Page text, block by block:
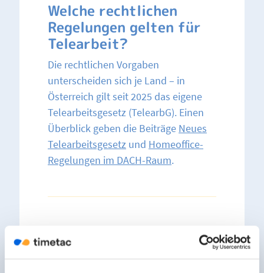
Welche rechtlichen
Regelungen gelten für
Telearbeit?
Die rechtlichen Vorgaben
unterscheiden sich je Land – in
Österreich gilt seit 2025 das eigene
Telearbeitsgesetz (TelearbG). Einen
Überblick geben die Beiträge Neues
Telearbeitsgesetz und Homeoffice-
Regelungen im DACH-Raum.
Österreich: Telearbeitsgesetz